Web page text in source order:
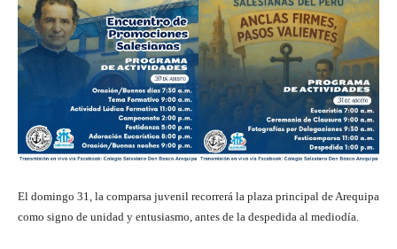
El domingo 31, la comparsa juvenil recorrerá la plaza principal de Arequipa
como signo de unidad y entusiasmo, antes de la despedida al mediodía.